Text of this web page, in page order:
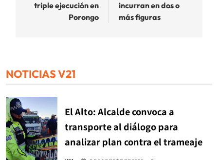
triple ejecución en
Porongo
incurran en dos o
más figuras
NOTICIAS V21
El Alto: Alcalde convoca a
transporte al diálogo para
analizar plan contra el trameaje